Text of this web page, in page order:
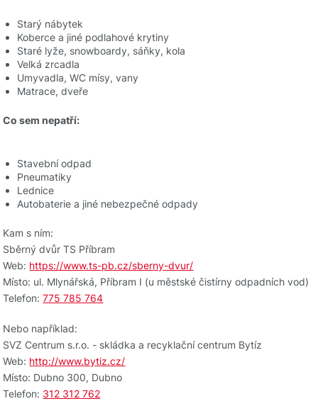
Starý nábytek
Koberce a jiné podlahové krytiny
Staré lyže, snowboardy, sáňky, kola
Velká zrcadla
Umyvadla, WC mísy, vany
Matrace, dveře
Co sem nepatří:
Stavební odpad
Pneumatiky
Lednice
Autobaterie a jiné nebezpečné odpady
Kam s ním:
Sběrný dvůr TS Příbram
Web: https://www.ts-pb.cz/sberny-dvur/
Místo: ul. Mlynářská, Příbram I (u městské čistírny odpadních vod)
Telefon: 775 785 764
Nebo například:
SVZ Centrum s.r.o. - skládka a recyklační centrum Bytíz
Web: http://www.bytiz.cz/
Místo: Dubno 300, Dubno
Telefon: 312 312 762